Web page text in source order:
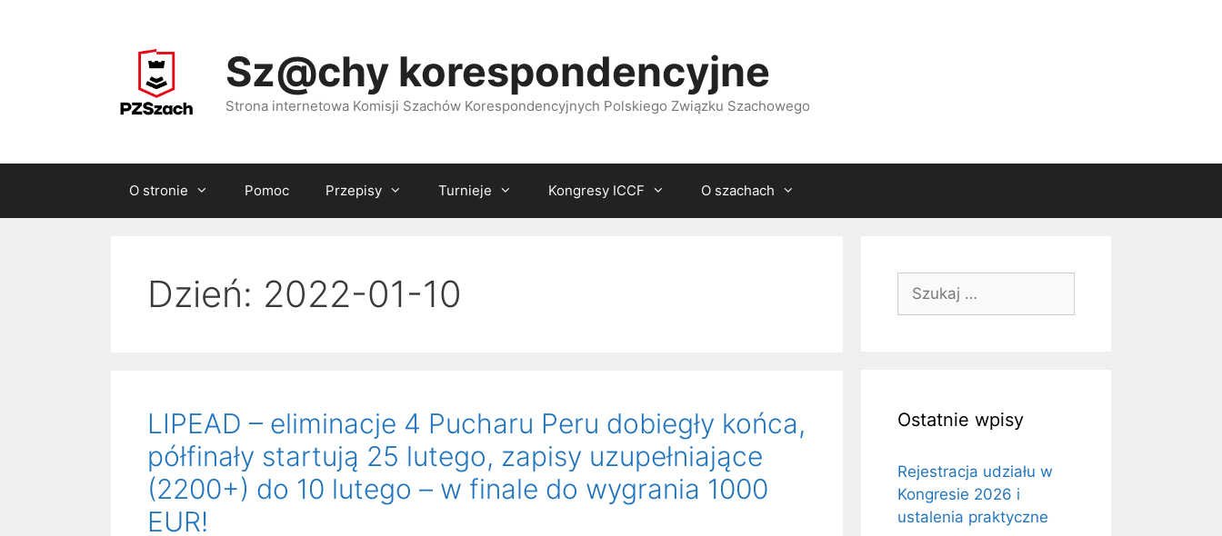
Sz@chy korespondencyjne
Strona internetowa Komisji Szachów Korespondencyjnych Polskiego Związku Szachowego
O stronie Pomoc Przepisy Turnieje Kongresy ICCF O szachach
Dzień: 2022-01-10
LIPEAD – eliminacje 4 Pucharu Peru dobiegły końca,
półfinały startują 25 lutego, zapisy uzupełniające
(2200+) do 10 lutego – w finale do wygrania 1000
EUR!
Ostatnie wpisy
Rejestracja udziału w
Kongresie 2026 i
ustalenia praktyczne